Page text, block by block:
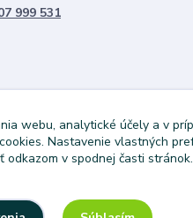
999 531
webu, analytické účely a v
Nastavenie vlastných
odkazom v spodnej časti stránok.